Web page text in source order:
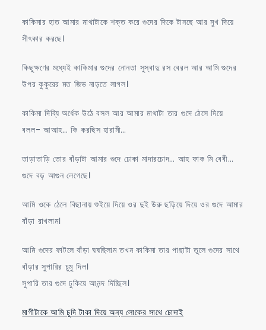
কাকিমার হাত আমার মাথাটাকে শক্ত করে গুদের দিকে টানছে আর মুখ দিয়ে
সীৎকার করছে।
কিছুক্ষণের মধ্যেই কাকিমার গুদের নোনতা সুস্বাদু রস বেরল আর আমি গুদের
উপর কুকুরের মত জিভ নাড়তে লাগল।
কাকিমা দিব্যি অর্ধেক উঠে বসল আর আমার মাথাটা তার গুদে ঠেসে দিয়ে
বলল- আআহ… কি করছিস হারামী…
তাড়াতাড়ি তোর বাঁড়াটা আমার গুদে ঢোকা মাদারচোদ… আহ ফাক মি বেবী…
গুদে বড় আগুন লেগেছে।
আমি ওকে ঠেলে বিছানায় শুইয়ে দিয়ে ওর দুই উরু ছড়িয়ে দিয়ে ওর গুদে আমার
বাঁড়া রাখলাম।
আমি গুদের ফাটলে বাঁড়া ঘষছিলাম তখন কাকিমা তার পাছাটা তুলে গুদের সাথে
বাঁড়ার সুপারির চুমু দিল।
সুপারি তার গুদে ঢুকিয়ে আনন্দ দিচ্ছিল।
মাগীটাকে আমি চুদি টাকা দিয়ে অন্য লোকের সাথে চোদাই